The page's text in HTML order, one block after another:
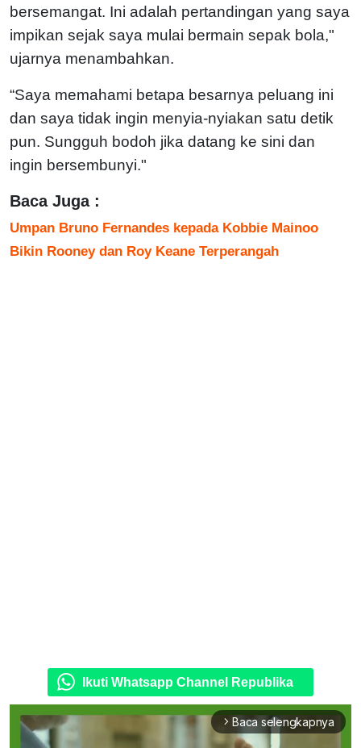
bersemangat. Ini adalah pertandingan yang saya
impikan sejak saya mulai bermain sepak bola,"
ujarnya menambahkan.
“Saya memahami betapa besarnya peluang ini
dan saya tidak ingin menyia-nyiakan satu detik
pun. Sungguh bodoh jika datang ke sini dan
ingin bersembunyi."
Baca Juga :
Umpan Bruno Fernandes kepada Kobbie Mainoo
Bikin Rooney dan Roy Keane Terperangah
Ikuti Whatsapp Channel Republika
arrow_forward_ios Baca selengkapnya